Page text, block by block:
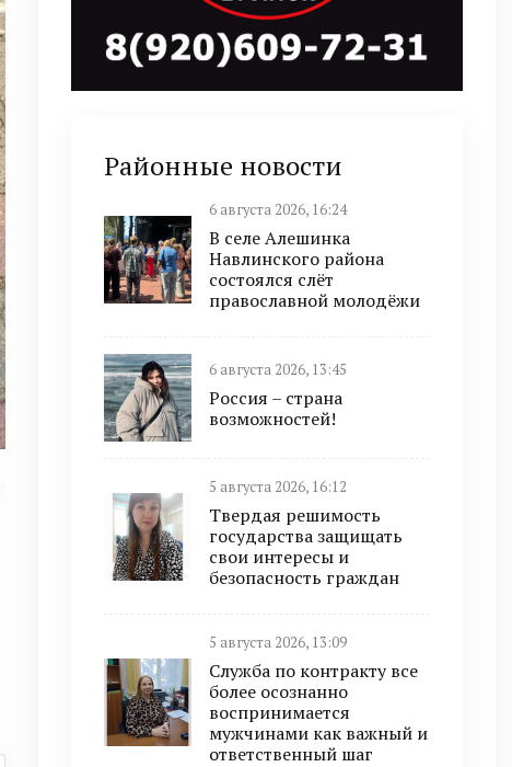
Районные новости
6 августа 2026, 16:24
В селе Алешинка
Навлинского района
состоялся слёт
православной молодёжи
6 августа 2026, 13:45
Россия – страна
возможностей!
5 августа 2026, 16:12
Твердая решимость
государства защищать
свои интересы и
безопасность граждан
5 августа 2026, 13:09
Служба по контракту все
более осознанно
воспринимается
мужчинами как важный и
ответственный шаг